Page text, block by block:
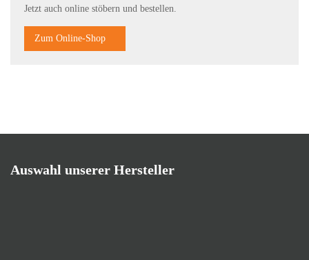
Jetzt auch online stöbern und bestellen.
Zum Online-Shop
Auswahl unserer Hersteller